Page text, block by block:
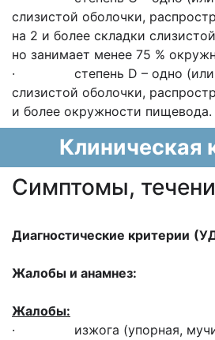
слизистой оболочки,
на 2 и более складки
но занимает менее 75 %
· степень D – одно (или
слизистой оболочки,
и более окружности пищевода.
Клиническая
Cимптомы,
Диагностические критерии
Жалобы и анамнез:
Жалобы:
· изжога (упорная,